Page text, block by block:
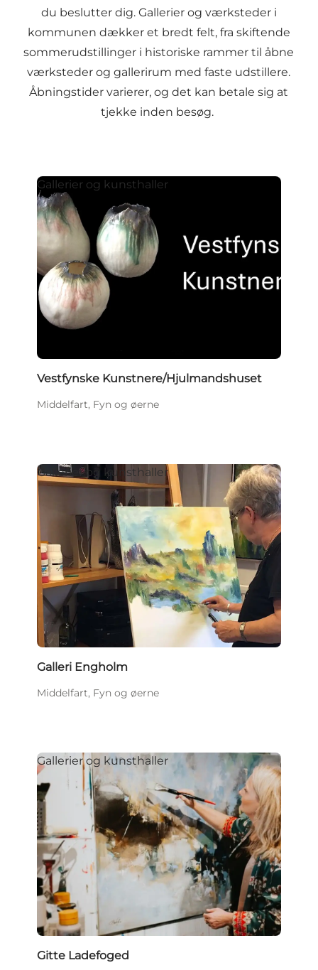
du beslutter dig. Gallerier og værksteder i
kommunen dækker et bredt felt, fra skiftende
sommerudstillinger i historiske rammer til åbne
værksteder og gallerirum med faste udstillere.
Åbningstider varierer, og det kan betale sig at
tjekke inden besøg.
Gallerier og kunsthaller
Vestfynske Kunstnere/Hjulmandshuset
Middelfart, Fyn og øerne
Gallerier og kunsthaller
Galleri Engholm
Middelfart, Fyn og øerne
Gallerier og kunsthaller
Gitte Ladefoged